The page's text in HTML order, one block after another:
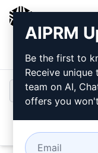
AIPRM
Be the first to
Receive
team on AI,
offers you